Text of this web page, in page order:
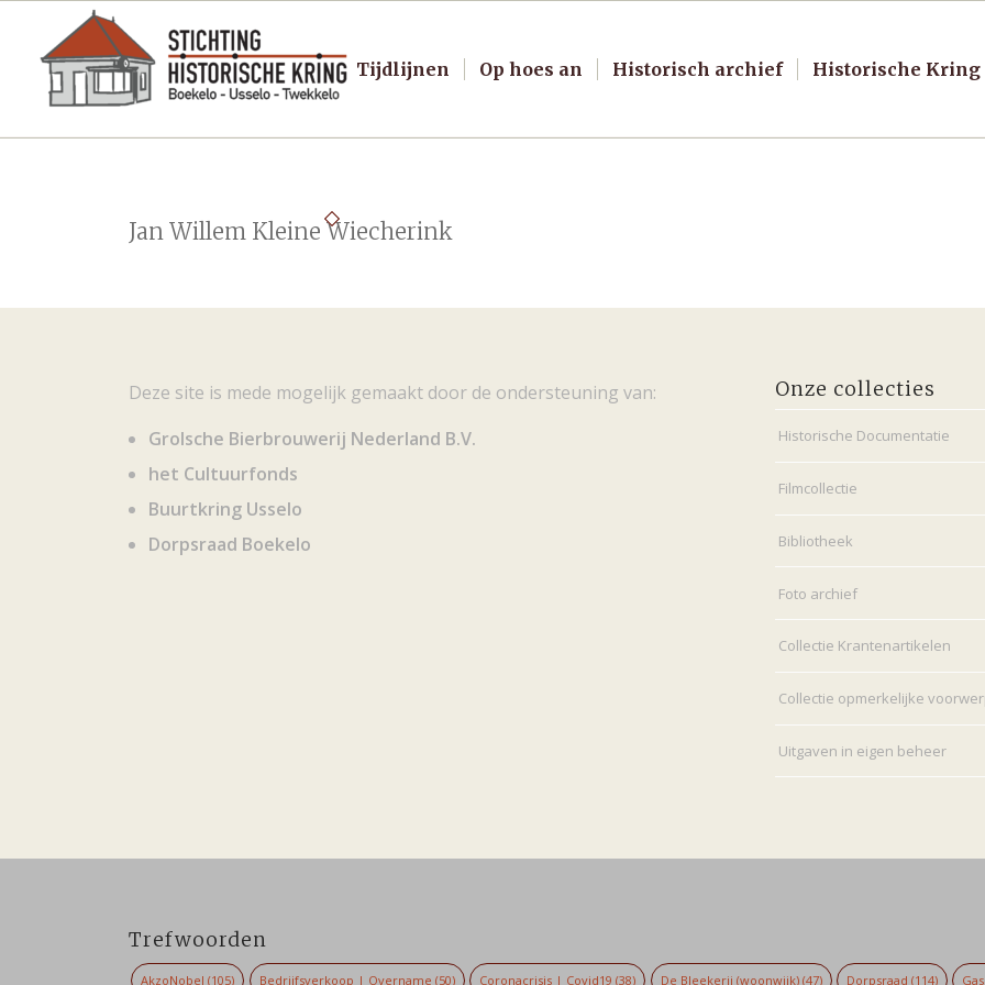
Tijdlijnen Op hoes an Historisch archief Historische Kring
Jan Willem Kleine Wiecherink
Deze site is mede mogelijk gemaakt door de ondersteuning van:
Grolsche Bierbrouwerij Nederland B.V.
het Cultuurfonds
Buurtkring Usselo
Dorpsraad Boekelo
Onze collecties
Historische Documentatie
Filmcollectie
Bibliotheek
Foto archief
Collectie Krantenartikelen
Collectie opmerkelijke
Uitgaven in eigen beheer
Trefwoorden
AkzoNobel (105) Bedrijfsverkoop | Overname (50) Coronacrisis | Covid19 (38) De Bleekerij (woonwijk)(47) Dorpsraad (114)